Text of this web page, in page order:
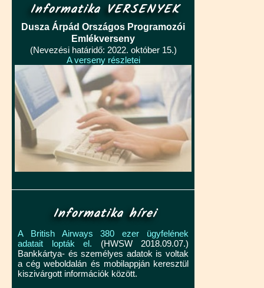
Informatika VERSENYEK
Dusza Árpád Országos Programozói
Emlékverseny
(Nevezési határidő: 2022. október 15.)
A verseny részletei
Informatika hírei
A British Airways 380 ezer ügyfelének
adatait lopták el. (HWSW 2018.09.07.)
Bankkártya- és személyes adatok is voltak
a cég weboldalán és mobilappján keresztül
kiszivárgott információk között.